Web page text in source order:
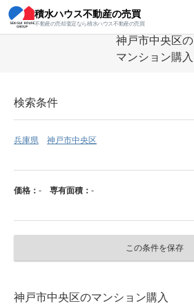
積水ハウス不動産の売買
不動産の売却査定なら積水ハウス不動産の売買
積水ハウス不動産の売買 関西エリア
神戸市中央区の
マンション購入
検索条件
兵庫県 神戸市中央区
価格： - 専有面積： -
この条件を保存
神戸市中央区のマンション購入